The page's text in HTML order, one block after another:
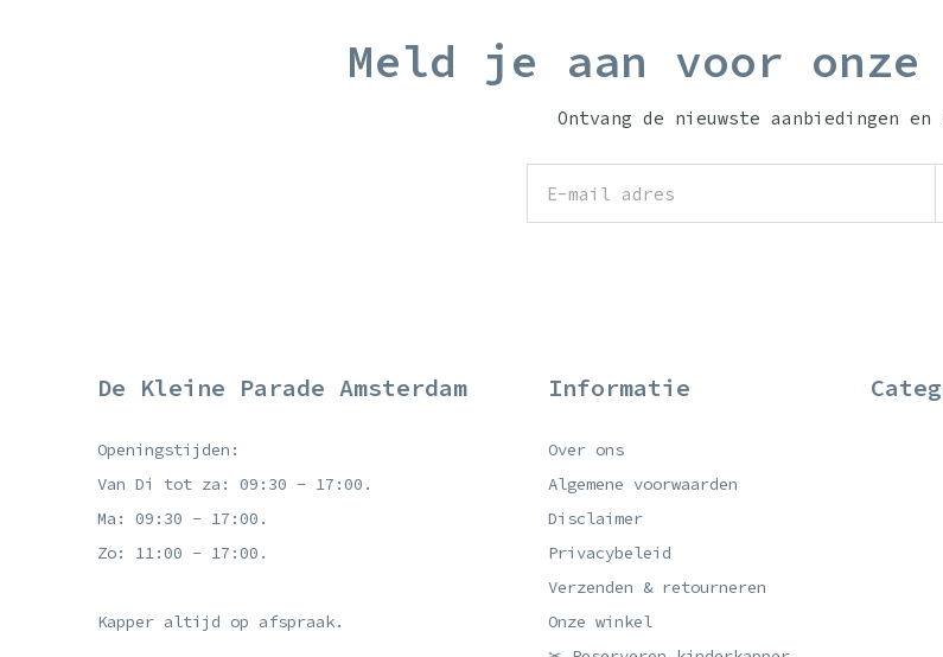
Meld je aan voor
Ontvang de nieuwste aanbiedingen en
De Kleine Parade Amsterdam
Openingstijden:
Van Di tot za: 09:30 - 17:00.
Ma: 09:30 - 17:00.
Zo: 11:00 - 17:00.
Kapper altijd op afspraak.
Informatie
Over ons
Algemene voorwaarden
Disclaimer
Privacybeleid
Verzenden & retourneren
Onze winkel